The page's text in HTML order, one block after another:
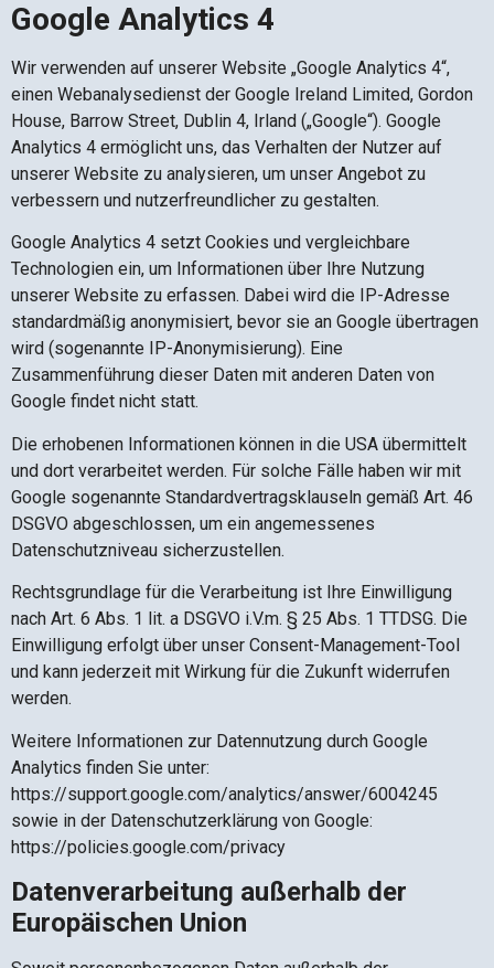
Google Analytics 4
Wir verwenden auf unserer Website „Google Analytics 4“,
einen Webanalysedienst der Google Ireland Limited, Gordon
House, Barrow Street, Dublin 4, Irland („Google“). Google
Analytics 4 ermöglicht uns, das Verhalten der Nutzer auf
unserer Website zu analysieren, um unser Angebot zu
verbessern und nutzerfreundlicher zu gestalten.
Google Analytics 4 setzt Cookies und vergleichbare
Technologien ein, um Informationen über Ihre Nutzung
unserer Website zu erfassen. Dabei wird die IP-Adresse
standardmäßig anonymisiert, bevor sie an Google übertragen
wird (sogenannte IP-Anonymisierung). Eine
Zusammenführung dieser Daten mit anderen Daten von
Google findet nicht statt.
Die erhobenen Informationen können in die USA übermittelt
und dort verarbeitet werden. Für solche Fälle haben wir mit
Google sogenannte Standardvertragsklauseln gemäß Art. 46
DSGVO abgeschlossen, um ein angemessenes
Datenschutzniveau sicherzustellen.
Rechtsgrundlage für die Verarbeitung ist Ihre Einwilligung
nach Art. 6 Abs. 1 lit. a DSGVO i.V.m. § 25 Abs. 1 TTDSG. Die
Einwilligung erfolgt über unser Consent-Management-Tool
und kann jederzeit mit Wirkung für die Zukunft widerrufen
werden.
Weitere Informationen zur Datennutzung durch Google
Analytics finden Sie unter:
https://support.google.com/analytics/answer/6004245
sowie in der Datenschutzerklärung von Google:
https://policies.google.com/privacy
Datenverarbeitung außerhalb der
Europäischen Union